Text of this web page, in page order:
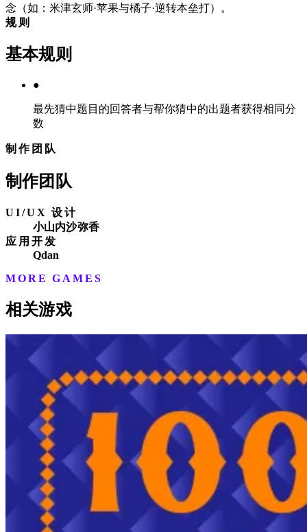
念（如：米津玄师·苹果与橘子·逆转本垒打）。
规则
基本规则
●
最先猜中题目的回答者与帮你猜中的出题者获得相同分
数
制作团队
制作团队
UI/UX 设计
小山内沙弥香
应用开发
Qdan
MORE GAMES
相关游戏